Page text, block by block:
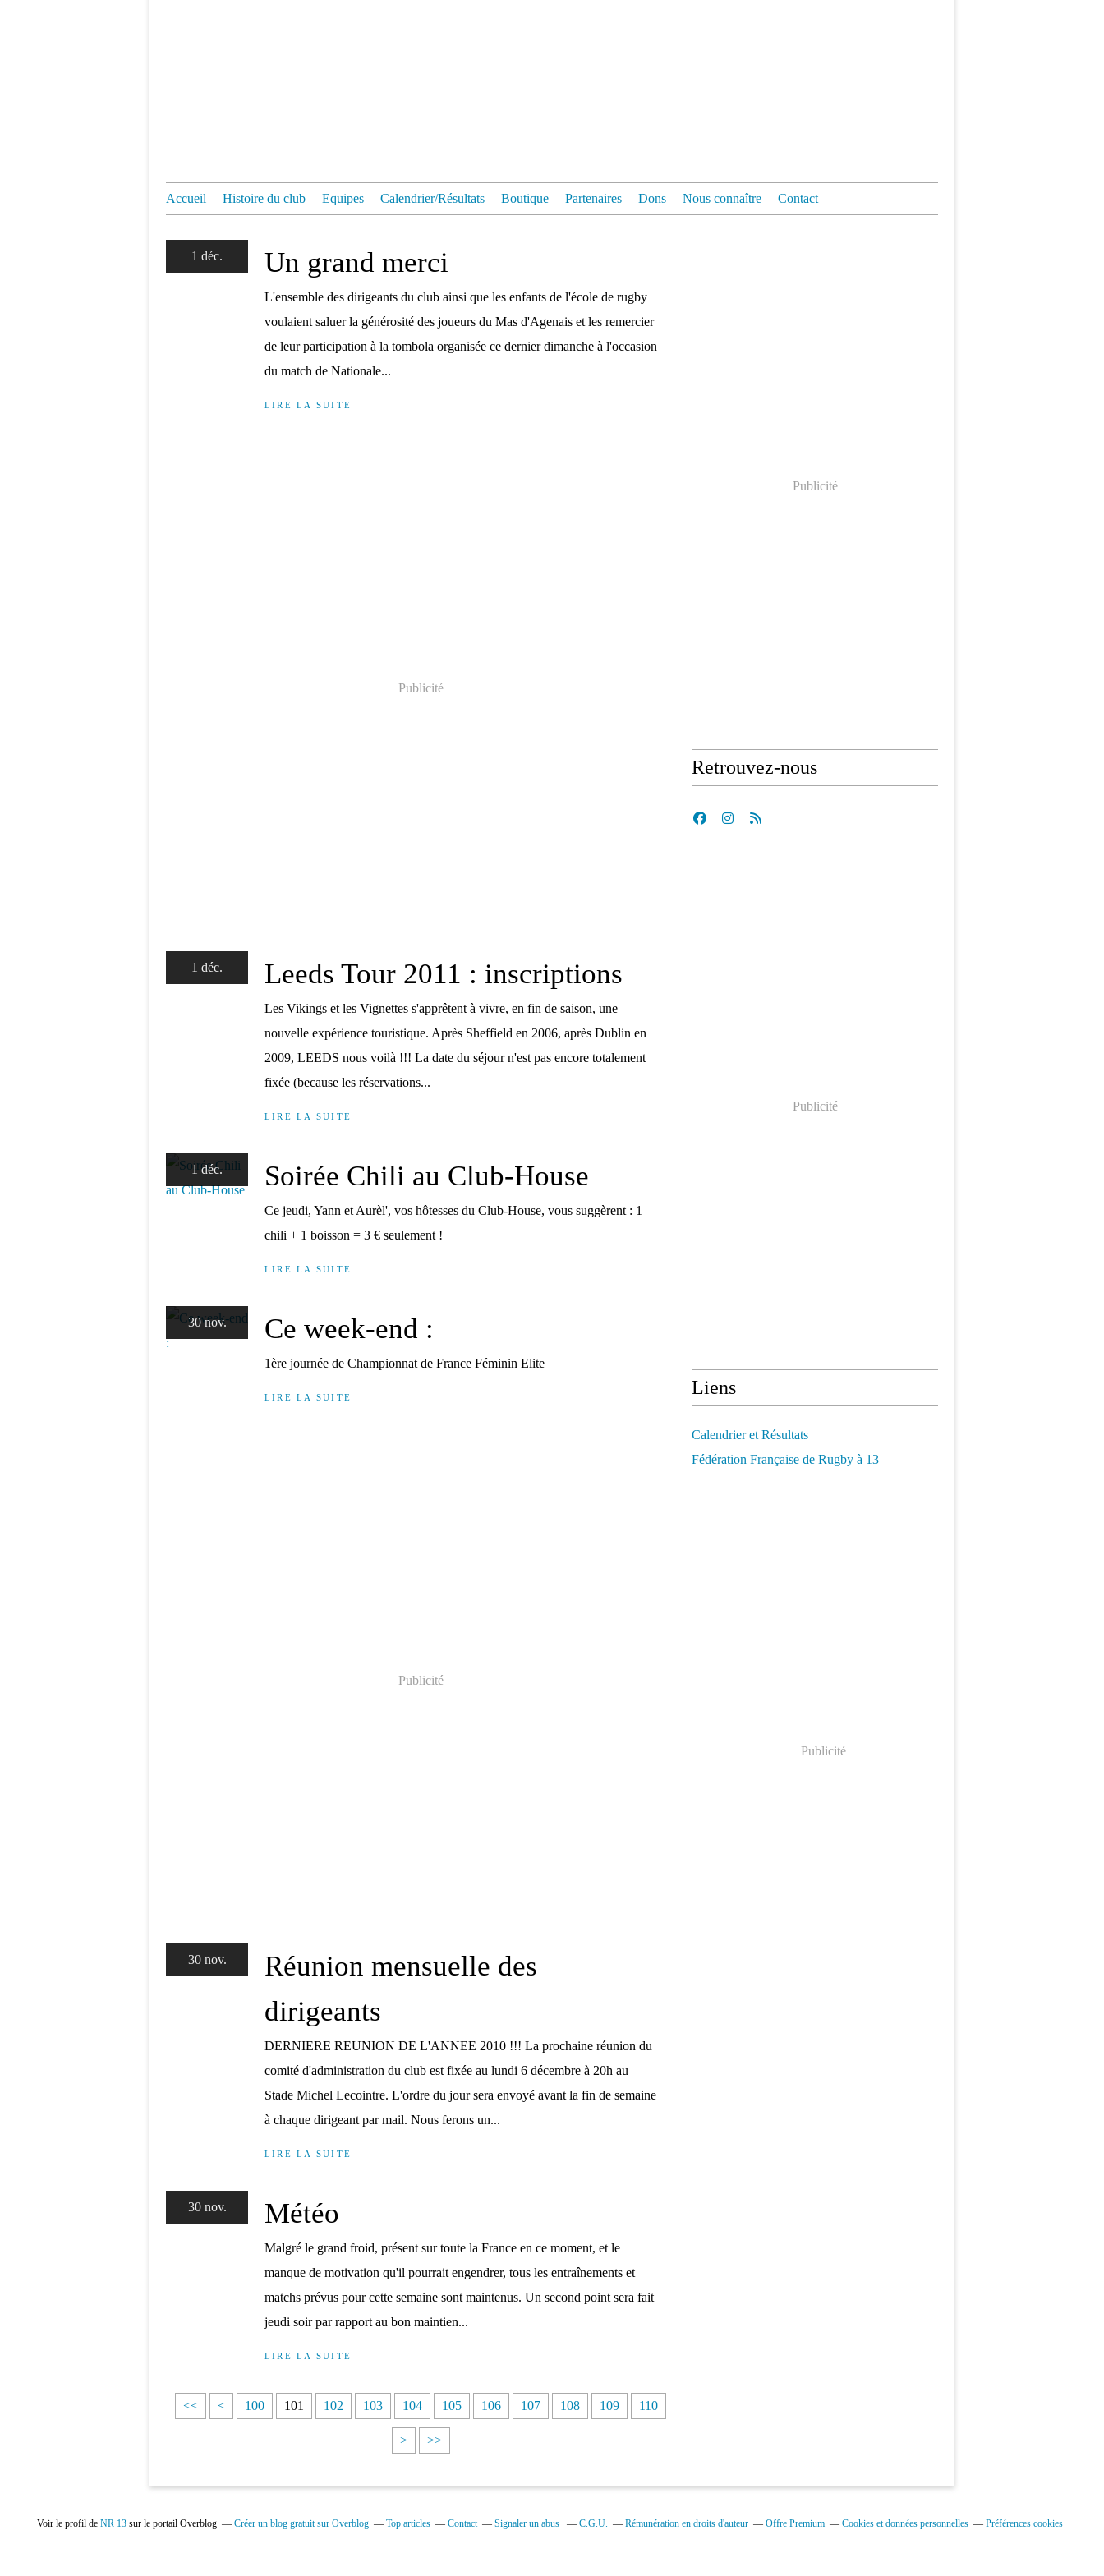
Accueil Histoire du club Equipes Calendrier/Résultats Boutique Partenaires Dons Nous connaître Contact
1 déc. Un grand merci
L'ensemble des dirigeants du club ainsi que les enfants de l'école de rugby
voulaient saluer la générosité des joueurs du Mas d'Agenais et les remercier
de leur participation à la tombola organisée ce dernier dimanche à l'occasion
du match de Nationale...
LIRE LA SUITE
Publicité
1 déc. Leeds Tour 2011 : inscriptions
Les Vikings et les Vignettes s'apprêtent à vivre, en fin de saison, une
nouvelle expérience touristique. Après Sheffield en 2006, après Dublin en
2009, LEEDS nous voilà !!! La date du séjour n'est pas encore totalement
fixée (because les réservations...
LIRE LA SUITE
1 déc. Soirée Chili au Club-House
Ce jeudi, Yann et Aurèl', vos hôtesses du Club-House, vous suggèrent : 1
chili + 1 boisson = 3 € seulement !
LIRE LA SUITE
30 nov. Ce week-end :
1ère journée de Championnat de France Féminin Elite
LIRE LA SUITE
Publicité
30 nov.
Réunion mensuelle des
dirigeants
DERNIERE REUNION DE L'ANNEE 2010 !!! La prochaine réunion du
comité d'administration du club est fixée au lundi 6 décembre à 20h au
Stade Michel Lecointre. L'ordre du jour sera envoyé avant la fin de semaine
à chaque dirigeant par mail. Nous ferons un...
LIRE LA SUITE
30 nov. Météo
Malgré le grand froid, présent sur toute la France en ce moment, et le
manque de motivation qu'il pourrait engendrer, tous les entraînements et
matchs prévus pour cette semaine sont maintenus. Un second point sera fait
jeudi soir par rapport au bon maintien...
LIRE LA SUITE
<< < 100 101 102 103 104 105 106 107 108 109 110
> >>
Publicité
Retrouvez-nous
Publicité
Liens
Calendrier et Résultats
Fédération Française de Rugby à 13
Publicité
Voir le profil de NR 13sur le portail Overblog Créer un blog gratuit sur Overblog Top articles Contact Signaler un abus C.G.U. Rémunération en droits d'auteur Offre Premium Cookies et données personnelles Préférences cookies